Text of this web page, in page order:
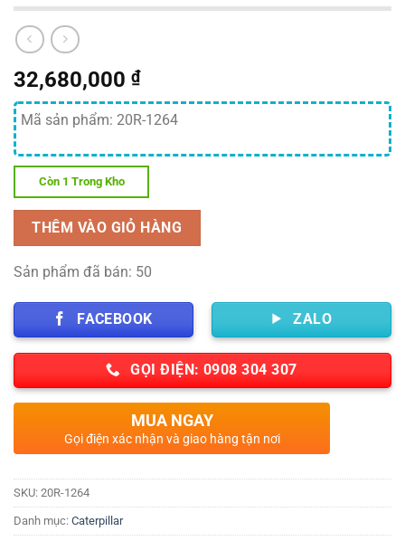
32,680,000 ₫
Mã sản phẩm: 20R-1264
Còn 1 Trong Kho
THÊM VÀO GIỎ HÀNG
Sản phẩm đã bán: 50
FACEBOOK ZALO
GỌI ĐIỆN: 0908 304 307
MUA NGAY
Gọi điện xác nhận và giao hàng tận nơi
SKU: 20R-1264
Danh mục: Caterpillar